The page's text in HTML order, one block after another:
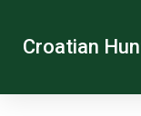
Croatian